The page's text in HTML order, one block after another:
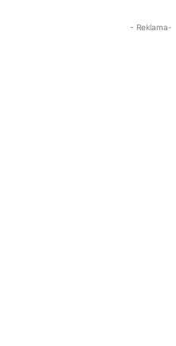
- Reklama-